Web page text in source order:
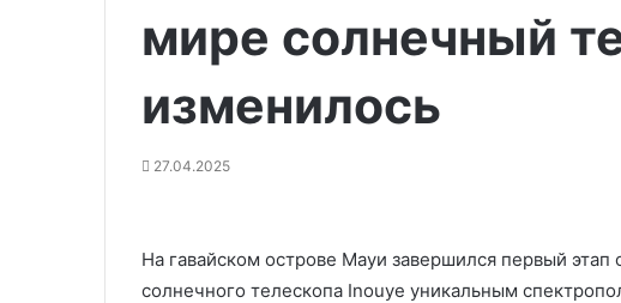
мире солнечный
изменилось
27.04.2025
На гавайском острове Мауи завершился первый
солнечного телескопа Inouye уникальным